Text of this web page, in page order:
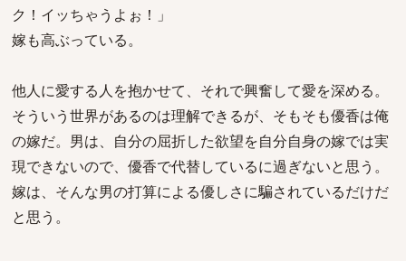
ク！イッちゃうよぉ！」
嫁も高ぶっている。
他人に愛する人を抱かせて、それで興奮して愛を深める。
そういう世界があるのは理解できるが、そもそも優香は俺
の嫁だ。男は、自分の屈折した欲望を自分自身の嫁では実
現できないので、優香で代替しているに過ぎないと思う。
嫁は、そんな男の打算による優しさに騙されているだけだ
と思う。